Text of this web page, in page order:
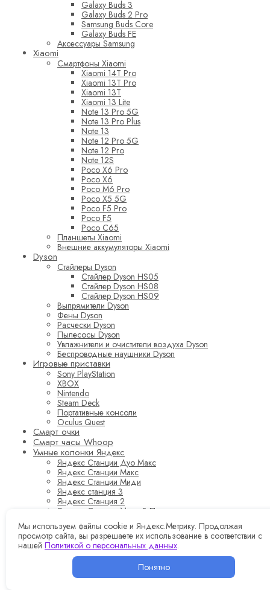
Galaxy Buds 3
Galaxy Buds 2 Pro
Samsung Buds Core
Galaxy Buds FE
Аксессуары Samsung
Xiaomi
Смартфоны Xiaomi
Xiaomi 14T Pro
Xiaomi 13T Pro
Xiaomi 13T
Xiaomi 13 Lite
Note 13 Pro 5G
Note 13 Pro Plus
Note 13
Note 12 Pro 5G
Note 12 Pro
Note 12S
Poco X6 Pro
Poco X6
Poco M6 Pro
Poco X5 5G
Poco F5 Pro
Poco F5
Poco C65
Планшеты Xiaomi
Внешние аккумуляторы Xiaomi
Dyson
Стайлеры Dyson
Стайлер Dyson HS05
Стайлер Dyson HS08
Стайлер Dyson HS09
Выпрямители Dyson
Фены Dyson
Расчески Dyson
Пылесосы Dyson
Увлажнители и очистители воздуха Dyson
Беспроводные наушники Dyson
Игровые приставки
Sony PlayStation
XBOX
Nintendo
Steam Deck
Портативные консоли
Oculus Quest
Смарт очки
Смарт часы Whoop
Умные колонки Яндекс
Яндекс Станции Дуо Макс
Яндекс Станции Макс
Яндекс Станции Миди
Яндекс станция 3
Яндекс Станция 2
Яндекс Станция Мини 3 Про
Яндекс Станция Мини 3
Яндекс Станции Мини (с часами)
Яндекс Станции Лайт 2
Яндекс Станции Мини (без часов)
Яндекс Станции Лайт
Фотоаппараты
Мы используем файлы cookie и Яндекс.Метрику. Продолжая
просмотр сайта, вы разрешаете их использование в соответствии с
нашей Политикой о персональных данных.
Понятно